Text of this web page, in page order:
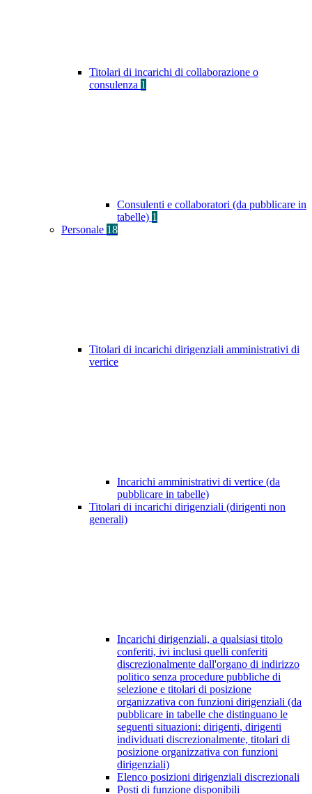
Titolari di incarichi di collaborazione o
consulenza 1
Consulenti e collaboratori (da pubblicare in
tabelle) 1
Personale 18
Titolari di incarichi dirigenziali amministrativi di
vertice
Incarichi amministrativi di vertice (da
pubblicare in tabelle)
Titolari di incarichi dirigenziali (dirigenti non
generali)
Incarichi dirigenziali, a qualsiasi titolo
conferiti, ivi inclusi quelli conferiti
discrezionalmente dall'organo di indirizzo
politico senza procedure pubbliche di
selezione e titolari di posizione
organizzativa con funzioni dirigenziali (da
pubblicare in tabelle che distinguano le
seguenti situazioni: dirigenti, dirigenti
individuati discrezionalmente, titolari di
posizione organizzativa con funzioni
dirigenziali)
Elenco posizioni dirigenziali discrezionali
Posti di funzione disponibili